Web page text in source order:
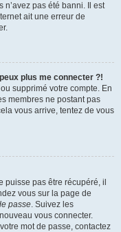
pas été banni. Il est
ait une erreur de
plus me connecter ?!
supprimé votre compte. En
membres ne postant pas
vous arrive, tentez de vous
puisse pas être récupéré, il
vous sur la page de
passe. Suivez les
vous connecter.
mot de passe, contactez